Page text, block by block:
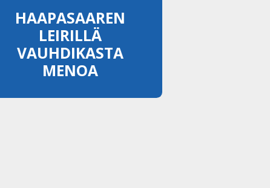
HAAPASAAREN
LEIRILLÄ
VAUHDIKASTA
MENOA